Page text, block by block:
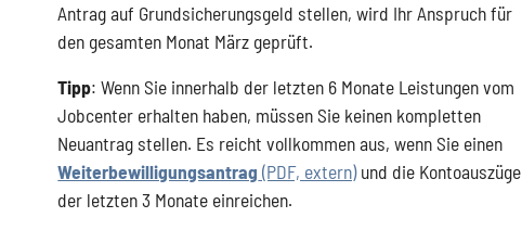
Antrag auf Grundsicherungsgeld stellen, wird Ihr Anspruch für
den gesamten Monat März geprüft.
Tipp: Wenn Sie innerhalb der letzten 6 Monate Leistungen vom
Jobcenter erhalten haben, müssen Sie keinen kompletten
Neuantrag stellen. Es reicht vollkommen aus, wenn Sie einen
Weiterbewilligungsantrag (PDF, extern)und die Kontoauszüge
der letzten 3 Monate einreichen.